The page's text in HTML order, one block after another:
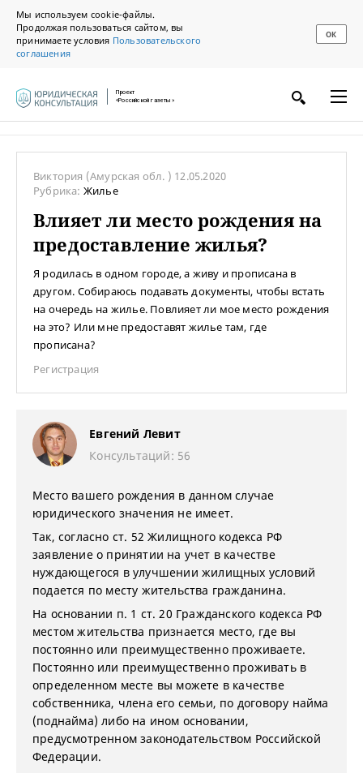
Мы используем cookie-файлы.
Продолжая пользоваться сайтом, вы
принимаете условия Пользовательского
соглашения
ОК
Проект
«Российской газеты»
Виктория (Амурская обл. ) 12.05.2020
Рубрика: Жилье
Влияет ли место рождения на
предоставление жилья?
Я родилась в одном городе, а живу и прописана в
другом. Собираюсь подавать документы, чтобы встать
на очередь на жилье. Повлияет ли мое место рождения
на это? Или мне предоставят жилье там, где
прописана?
Регистрация
Евгений Левит
Консультаций: 56
Место вашего рождения в данном случае
юридического значения не имеет.
Так, согласно ст. 52 Жилищного кодекса РФ
заявление о принятии на учет в качестве
нуждающегося в улучшении жилищных условий
подается по месту жительства гражданина.
На основании п. 1 ст. 20 Гражданского кодекса РФ
местом жительства признается место, где вы
постоянно или преимущественно проживаете.
Постоянно или преимущественно проживать в
определенном месте вы можете в качестве
собственника, члена его семьи, по договору найма
(поднайма) либо на ином основании,
предусмотренном законодательством Российской
Федерации.